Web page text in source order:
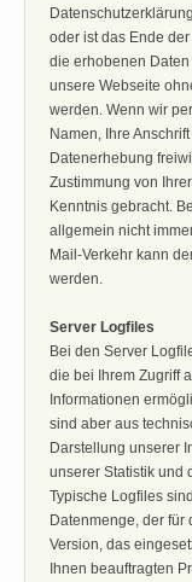
oder ist das Ende
die erhobenen
unsere Webseite
werden. Wenn wir
Namen, Ihre
Datenerhebung
Zustimmung von
Kenntnis gebracht.
allgemein nicht
Mail-Verkehr kann
werden.
Server Logfiles
Bei den Server
die bei Ihrem Zugriff
Informationen
sind aber aus
Darstellung unserer
unserer Statistik und
Typische Logfiles
Datenmenge, der für
Version, das
Ihnen beauftragten